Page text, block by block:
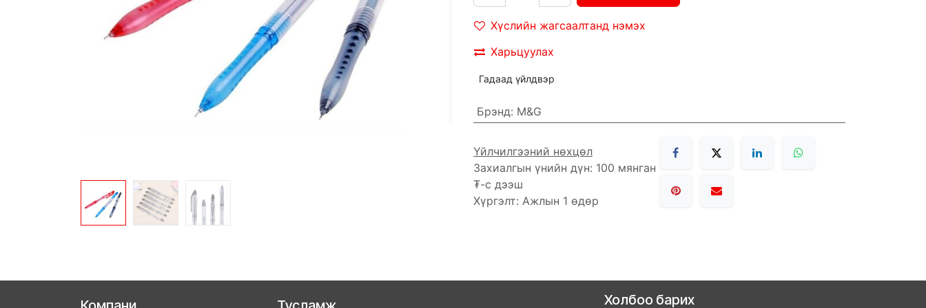
Хүслийн жагсаалтанд нэмэх
Харьцуулах
Гадаад үйлдвэр
Брэнд: M&G
Үйлчилгээний нөхцөл
Захиалгын үнийн дүн: 100 мянган
₮-с дээш
Хүргэлт: Ажлын 1 өдөр
Холбоо барих